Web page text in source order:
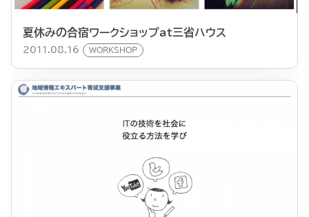
夏休みの合宿ワークショップat三省ハウス
2011.08.16 WORKSHOP